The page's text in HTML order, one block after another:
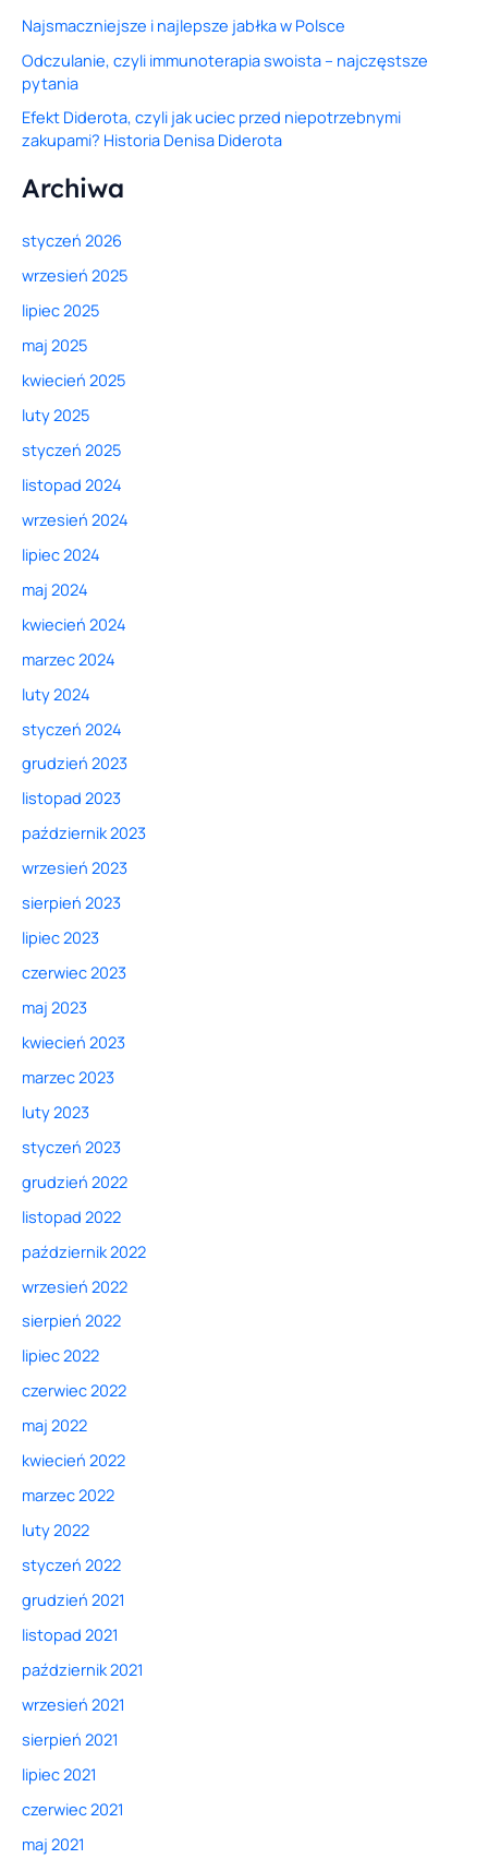
Najsmaczniejsze i najlepsze jabłka w Polsce
Odczulanie, czyli immunoterapia swoista – najczęstsze
pytania
Efekt Diderota, czyli jak uciec przed niepotrzebnymi
zakupami? Historia Denisa Diderota
Archiwa
styczeń 2026
wrzesień 2025
lipiec 2025
maj 2025
kwiecień 2025
luty 2025
styczeń 2025
listopad 2024
wrzesień 2024
lipiec 2024
maj 2024
kwiecień 2024
marzec 2024
luty 2024
styczeń 2024
grudzień 2023
listopad 2023
październik 2023
wrzesień 2023
sierpień 2023
lipiec 2023
czerwiec 2023
maj 2023
kwiecień 2023
marzec 2023
luty 2023
styczeń 2023
grudzień 2022
listopad 2022
październik 2022
wrzesień 2022
sierpień 2022
lipiec 2022
czerwiec 2022
maj 2022
kwiecień 2022
marzec 2022
luty 2022
styczeń 2022
grudzień 2021
listopad 2021
październik 2021
wrzesień 2021
sierpień 2021
lipiec 2021
czerwiec 2021
maj 2021